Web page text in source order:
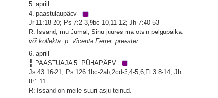
5. aprill
4. paastulaupäev
Jr 11:18-20; Ps 7:2-3,9bc-10,11-12; Jh 7:40-53
R: Issand, mu Jumal, Sinu juures ma otsin pelgupaika.
või kollekta: p. Vicente Ferrer, preester
6. aprill
╬ PAASTUAJA 5. PÜHAPÄEV
Js 43:16-21; Ps 126:1bc-2ab,2cd-3,4-5,6;Fl 3:8-14; Jh
8:1-11
R: Issand on meile suuri asju teinud.